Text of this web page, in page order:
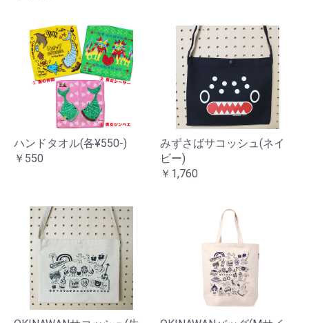
ハンドタオル(各¥550-)
￥550
みずさばサコッシュ(ネイ
ビー)
￥1,760